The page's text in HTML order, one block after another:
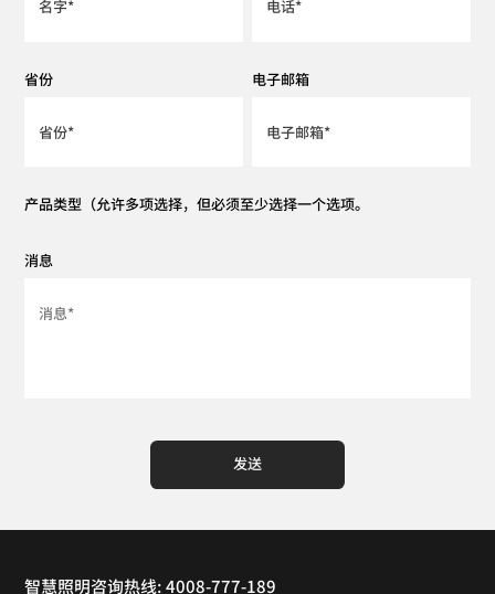
省份 电子邮箱
产品类型（允许多项选择，但必须至少选择一个选项。
消息
发送